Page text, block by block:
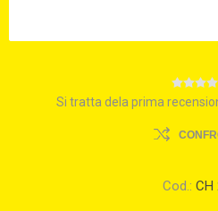
Si tratta dela prima
Cod.: CH